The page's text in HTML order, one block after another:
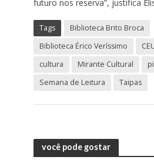
futuro nos reserva”, justifica
Tags
Biblioteca Brito Broca
Biblioteca Érico Veríssimo
cultura
Mirante Cultural
Semana de Leitura
Taipas
você pode gostar